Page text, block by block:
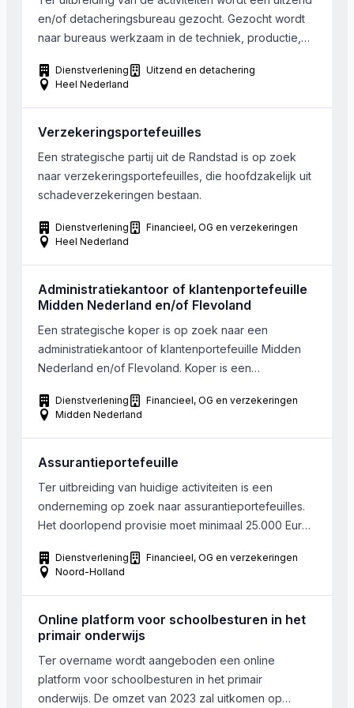
en/of detacheringsbureau gezocht. Gezocht wordt
naar bureaus werkzaam in de techniek, productie,
generalistische bureaus kunnen interessant zijn. De
gezochte onderneming dient gecertificeerd te zijn.
Leiden, Den Haag, Amsterdam en Gouda met een
[…]
Dienstverlening
Uitzend en detachering
Heel Nederland
Verzekeringsportefeuilles
Een strategische partij uit de Randstad is op zoek
naar verzekeringsportefeuilles, die hoofdzakelijk uit
schadeverzekeringen bestaan.
Dienstverlening
Financieel, OG en verzekeringen
Heel Nederland
Administratiekantoor of klantenportefeuille
Midden Nederland en/of Flevoland
Een strategische koper is op zoek naar een
administratiekantoor of klantenportefeuille Midden
Nederland en/of Flevoland. Koper is een
Men wil naast autonome groei in de MKB-markt extra
groeien door overnames. Het kantoor heeft zowel
200.000 omzet, als in grotere kantoren/portefeuilles
met een omzet tot […]
Dienstverlening
Financieel, OG en verzekeringen
Midden Nederland
Assurantieportefeuille
Ter uitbreiding van huidige activiteiten is een
onderneming op zoek naar assurantieportefeuilles.
Het doorlopend provisie moet minimaal 25.000 Euro
erg af van de opbouw van de portefeuille, de
polisdichtheid en overige activiteiten. Het bedrijf
Dienstverlening
Financieel, OG en verzekeringen
Noord-Holland
Online platform voor schoolbesturen in het
primair onderwijs
Ter overname wordt aangeboden een online
platform voor schoolbesturen in het primair
onderwijs. De omzet van 2023 zal uitkomen op